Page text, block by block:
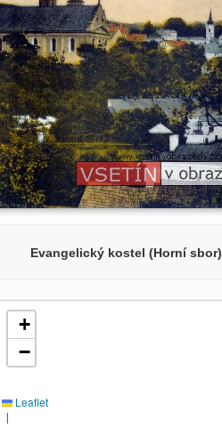
Evangelický kostel (Horní sbor)
+
−
Leaflet
|